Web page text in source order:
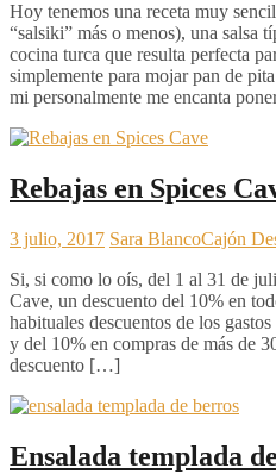
Hoy tenemos una receta muy
“salsiki” más o menos), una salsa
cocina turca que resulta perfecta
simplemente para mojar pan de
mi personalmente me encanta
Rebajas en Spices
3 julio, 2017 Sara BlancoCajón
Si, si como lo oís, del 1 al 31 de
Cave, un descuento del 10% en
habituales descuentos de los
y del 10% en compras de más de
descuento […]
Ensalada templada